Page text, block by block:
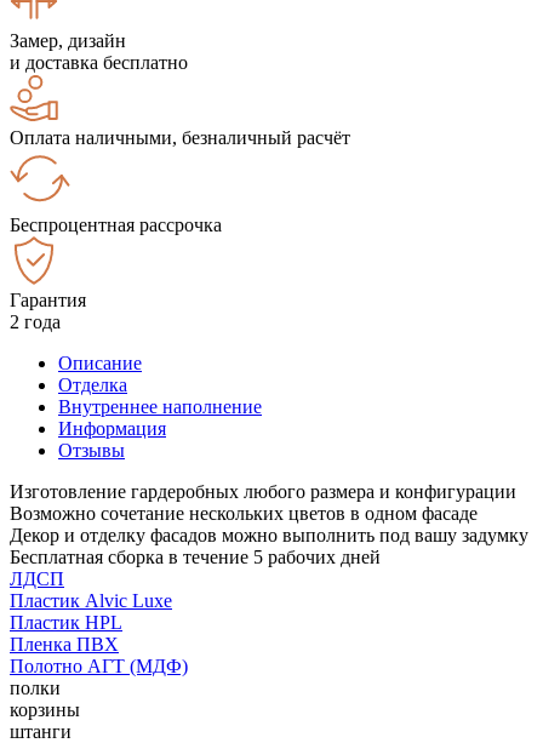
Замер, дизайн
и доставка бесплатно
Оплата наличными, безналичный расчёт
Беспроцентная рассрочка
Гарантия
2 года
Описание
Отделка
Внутреннее наполнение
Информация
Отзывы
Изготовление гардеробных любого размера и конфигурации
Возможно сочетание нескольких цветов в одном фасаде
Декор и отделку фасадов можно выполнить под вашу задумку
Бесплатная сборка в течение 5 рабочих дней
ЛДСП
Пластик Alvic Luxe
Пластик HPL
Пленка ПВХ
Полотно АГТ (МДФ)
полки
корзины
штанги